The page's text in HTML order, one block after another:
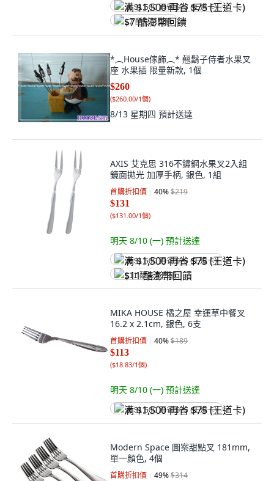
满 $1,500 再省 $75 (王道卡)
$7 酷澎幣回饋
*︵House傢飾︵* 翹鬍子侍者水果叉
座 水果插 限量新款, 1個
$260
($260.00/1個)
8/13 星期四 預計送達
AXIS 艾克思 316不鏽鋼水果叉2入組
鏡面拋光 加厚手柄, 銀色, 1組
首購折扣價 40%$219
$131
($131.00/1個)
明天 8/10 (一) 預計送達
满 $1,500 再省 $75 (王道卡)
$11 酷澎幣回饋
MIKA HOUSE 橘之屋 幸運草中餐叉
16.2 x 2.1cm, 銀色, 6支
首購折扣價 40%$189
$113
($18.83/1個)
明天 8/10 (一) 預計送達
满 $1,500 再省 $75 (王道卡)
Modern Space 圖案甜點叉 181mm,
單一顏色, 4個
首購折扣價 49%$314